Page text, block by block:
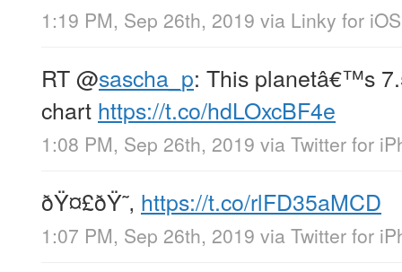
1:19 PM, Sep 26th, 2019 via Linky for iOS
RT@sascha_p: This planetâ€™s
chart https://t.co/hdLOxcBF4e
1:08 PM, Sep 26th, 2019 via Twitter for
ðŸ¤£ðŸ˜‚ https://t.co/rlFD35aMCD
1:07 PM, Sep 26th, 2019 via Twitter for